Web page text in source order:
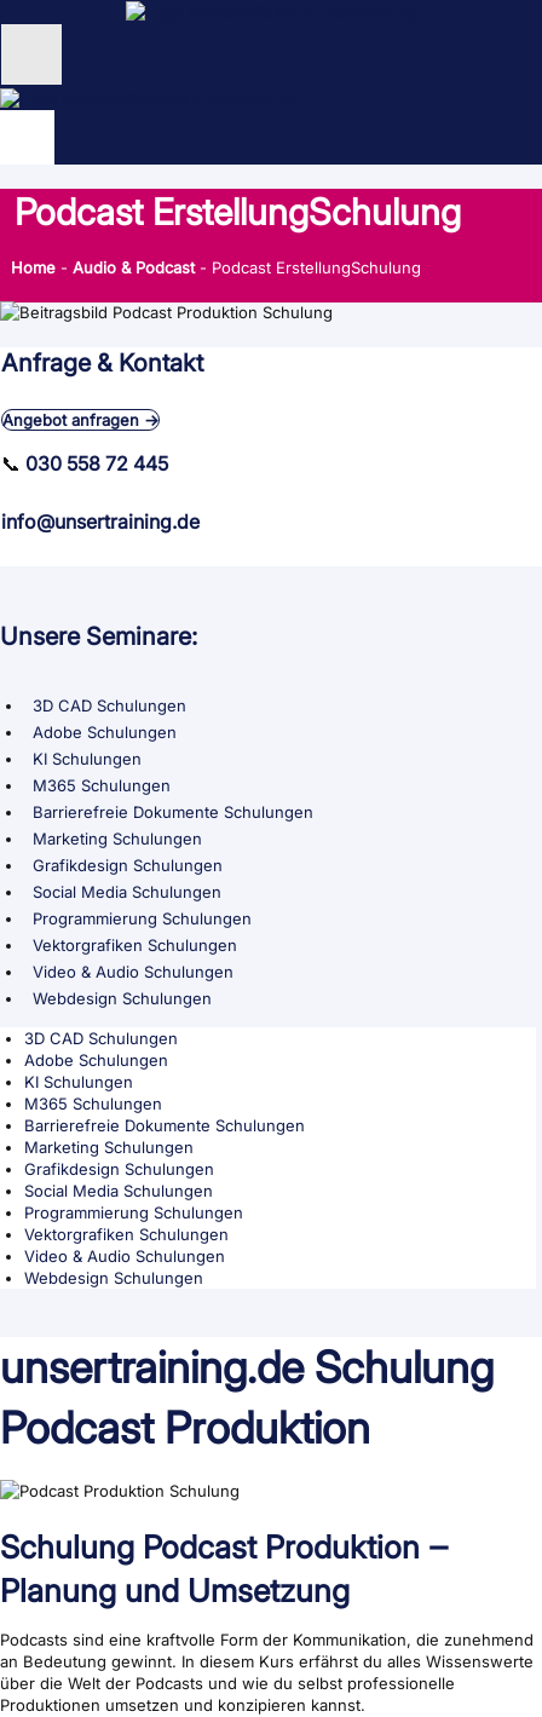
Inhalt
Unternehmen
NEU: KI Schulungen
unsertraining Blog
Podcast ErstellungSchulung
Home - Audio & Podcast- Podcast ErstellungSchulung
Anfrage & Kontakt
Angebot anfragen →
📞 030 558 72 445
info@unsertraining.de
Unsere Seminare:
3D CAD Schulungen
Adobe Schulungen
KI Schulungen
M365 Schulungen
Barrierefreie Dokumente Schulungen
Marketing Schulungen
Grafikdesign Schulungen
Social Media Schulungen
Programmierung Schulungen
Vektorgrafiken Schulungen
Video & Audio Schulungen
Webdesign Schulungen
3D CAD Schulungen
Adobe Schulungen
KI Schulungen
M365 Schulungen
Barrierefreie Dokumente Schulungen
Marketing Schulungen
Grafikdesign Schulungen
Social Media Schulungen
Programmierung Schulungen
Vektorgrafiken Schulungen
Video & Audio Schulungen
Webdesign Schulungen
unsertraining.de Schulung
Podcast Produktion
Schulung Podcast Produktion ‒
Planung und Umsetzung
Podcasts sind eine kraftvolle Form der Kommunikation, die zunehmend
an Bedeutung gewinnt. In diesem Kurs erfährst du alles Wissenswerte
über die Welt der Podcasts und wie du selbst professionelle
Produktionen umsetzen und konzipieren kannst.